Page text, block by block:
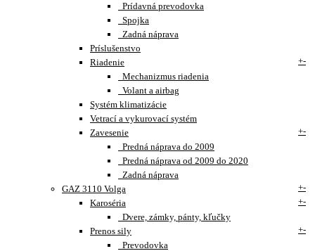
Prídavná prevodovka
Spojka
Zadná náprava
Príslušenstvo
Riadenie
+-
Mechanizmus riadenia
Volant a airbag
Systém klimatizácie
Vetrací a vykurovací systém
Zavesenie
+-
Predná náprava do 2009
Predná náprava od 2009 do 2020
Zadná náprava
GAZ 3110 Volga
+-
Karoséria
+-
Dvere, zámky, pánty, kľučky
Prenos sily
+-
Prevodovka